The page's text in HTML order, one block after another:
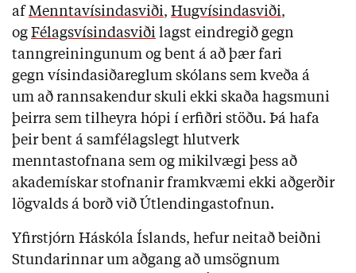
af Menntavísindasviði, Hugvísindasviði,
og Félagsvísindasviði lagst eindregið gegn
tanngreiningunum og bent á að þær fari
gegn vísindasiðareglum skólans sem kveða á
um að rannsakendur skuli ekki skaða hagsmuni
þeirra sem tilheyra hópi í erfiðri stöðu. Þá hafa
þeir bent á samfélagslegt hlutverk
menntastofnana sem og mikilvægi þess að
akademískar stofnanir framkvæmi ekki aðgerðir
lögvalds á borð við Útlendingastofnun.
Yfirstjórn Háskóla Íslands, hefur neitað beiðni
Stundarinnar um aðgang að umsögnum